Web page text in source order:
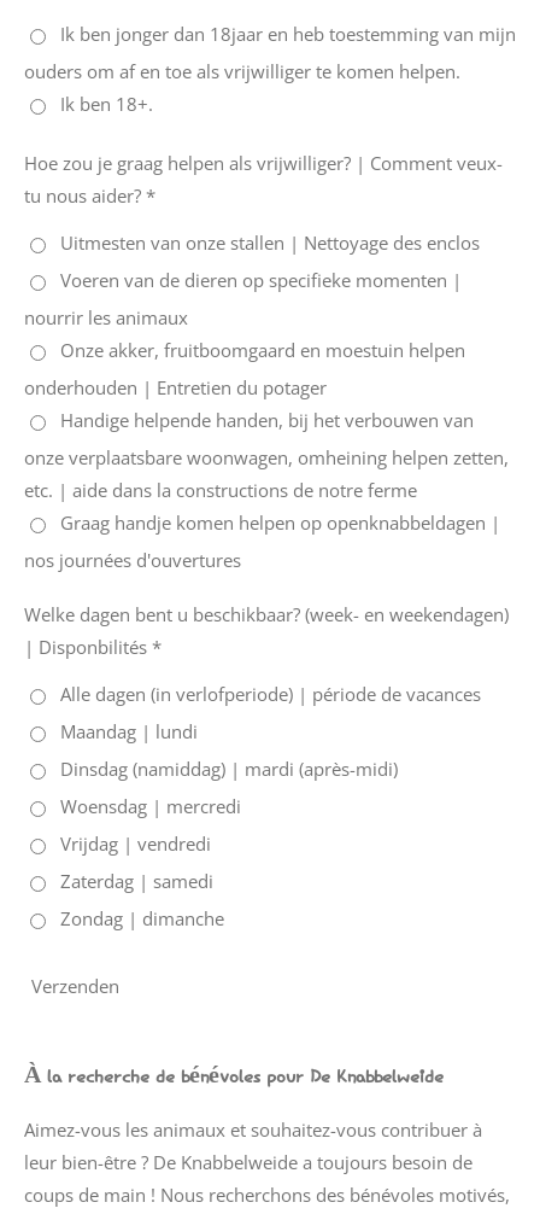
Ik ben jonger dan 18jaar en heb toestemming van mijn
ouders om af en toe als vrijwilliger te komen helpen.
Ik ben 18+.
Hoe zou je graag helpen als vrijwilliger? | Comment veux-
tu nous aider? *
Uitmesten van onze stallen | Nettoyage des enclos
Voeren van de dieren op specifieke momenten |
nourrir les animaux
Onze akker, fruitboomgaard en moestuin helpen
onderhouden | Entretien du potager
Handige helpende handen, bij het verbouwen van
onze verplaatsbare woonwagen, omheining helpen zetten,
etc. | aide dans la constructions de notre ferme
Graag handje komen helpen op openknabbeldagen |
nos journées d'ouvertures
Welke dagen bent u beschikbaar? (week- en weekendagen)
| Disponbilités *
Alle dagen (in verlofperiode) | période de vacances
Maandag | lundi
Dinsdag (namiddag) | mardi (après-midi)
Woensdag | mercredi
Vrijdag | vendredi
Zaterdag | samedi
Zondag | dimanche
Verzenden
À la recherche de bénévoles pour De Knabbelweide
Aimez-vous les animaux et souhaitez-vous contribuer à
leur bien-être ? De Knabbelweide a toujours besoin de
coups de main ! Nous recherchons des bénévoles motivés,